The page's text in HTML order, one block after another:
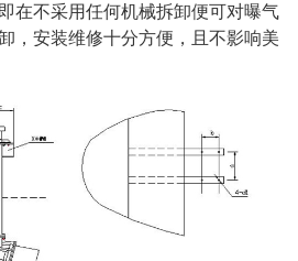
在不采用任何机械拆卸便可对曝气
，安装维修十分方便，且不影响美